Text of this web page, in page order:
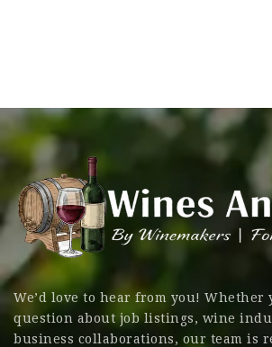
We’d love to hear from you! Whether
question about job listings, wine
business collaborations, our team is